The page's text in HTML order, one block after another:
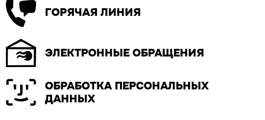
ГОРЯЧАЯ ЛИНИЯ
ЭЛЕКТРОННЫЕ ОБРАЩЕНИЯ
ОБРАБОТКА ПЕРСОНАЛЬНЫХ
ДАННЫХ